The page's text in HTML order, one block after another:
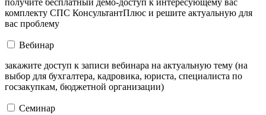
комплекту СПС КонсультантПлюс и решите актуальную для
вас проблему
Вебинар
закажите доступ к записи вебинара на актуальную тему (на
выбор для бухгалтера, кадровика, юриста, специалиста по
госзакупкам, бюджетной организации)
Семинар